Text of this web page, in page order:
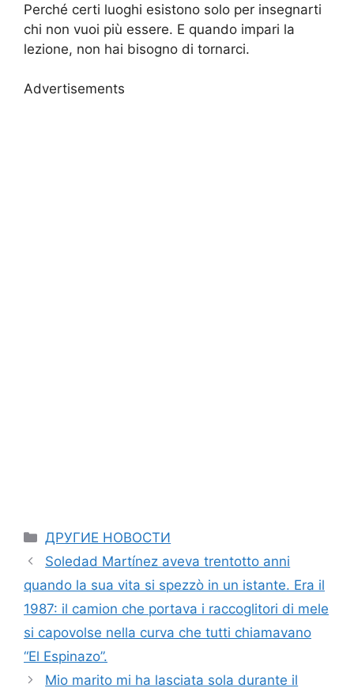
Perché certi luoghi esistono solo per insegnarti
chi non vuoi più essere. E quando impari la
lezione, non hai bisogno di tornarci.
Advertisements
Categories
ДРУГИЕ НОВОСТИ
Soledad Martínez aveva trentotto anni
quando la sua vita si spezzò in un istante. Era il
1987: il camion che portava i raccoglitori di mele
si capovolse nella curva che tutti chiamavano
“El Espinazo”.
Mio marito mi ha lasciata sola durante il